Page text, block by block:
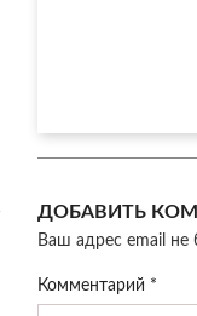
ДОБАВИТЬ
Ваш адрес email не
Комментарий *